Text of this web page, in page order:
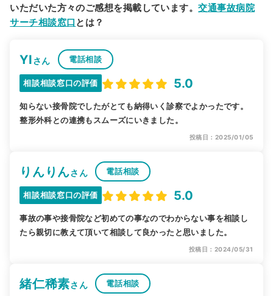
いただいた方々のご感想を掲載しています。交通事故病院
サーチ相談窓口 とは？
YIさん 電話相談
相談相談窓口の評価 5.0
知らない接骨院でしたがとても納得いく診察でよかったです。
整形外科との連携もスムーズにいきました。
投稿日：2025/01/05
りんりんさん 電話相談
相談相談窓口の評価 5.0
事故の事や接骨院など初めての事なのでわからない事を相談し
たら親切に教えて頂いて相談して良かったと思いました。
投稿日：2024/05/31
緒仁稀素さん 電話相談